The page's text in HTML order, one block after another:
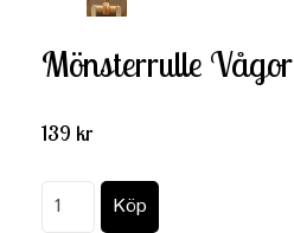
Mönsterrulle Vågor
139 kr